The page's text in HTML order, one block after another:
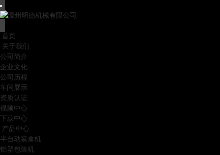
首页
关于我们
公司简介
企业文化
公司历程
车间展示
资质认证
视频中心
下载中心
产品中心
半自动装盒机
铝塑包装机